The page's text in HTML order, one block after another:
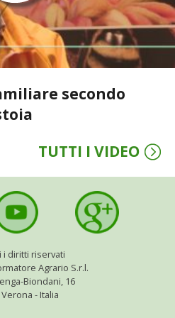
IN CAMPAGNA
secondo
TUTTI I VIDEO
i diritti riservati
Agrario S.r.l.
Biondani, 16
- Italia